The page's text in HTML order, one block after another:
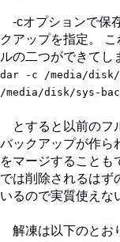
-cオプションで保
クアップを指定。
ルの二つができてし
dar -c /media/disk/
/media/disk/sys-
とすると以前のフ
バックアップが作ら
をマージすることも
では削除されるはず
いるので実質使えな
解凍は以下のとお